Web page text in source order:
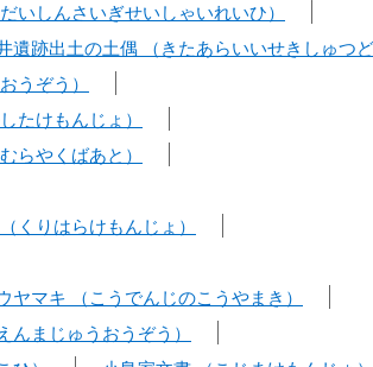
いしんさいぎせいしゃいれいひ）
遺跡出土の土偶 （きたあらいいせきしゅつど
うぞう）
たけもんじょ）
らやくばあと）
くりはらけもんじょ）
ヤマキ （こうでんじのこうやまき）
まじゅうおうぞう）